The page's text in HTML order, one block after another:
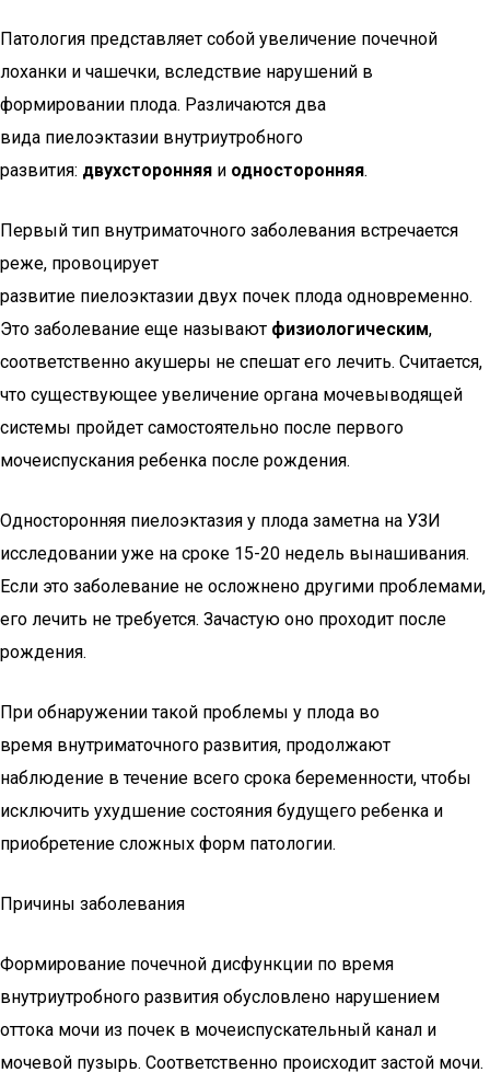
Патология представляет собой увеличение почечной
лоханки и чашечки, вследствие нарушений в
формировании плода. Различаются два
вида пиелоэктазии внутриутробного
развития: двухсторонняя и односторонняя.
Первый тип внутриматочного заболевания встречается
реже, провоцирует
развитие пиелоэктазии двух почек плода одновременно.
Это заболевание еще называют физиологическим,
соответственно акушеры не спешат его лечить. Считается,
что существующее увеличение органа мочевыводящей
системы пройдет самостоятельно после первого
мочеиспускания ребенка после рождения.
Односторонняя пиелоэктазия у плода заметна на УЗИ
исследовании уже на сроке 15-20 недель вынашивания.
Если это заболевание не осложнено другими проблемами,
его лечить не требуется. Зачастую оно проходит после
рождения.
При обнаружении такой проблемы у плода во
время внутриматочного развития, продолжают
наблюдение в течение всего срока беременности, чтобы
исключить ухудшение состояния будущего ребенка и
приобретение сложных форм патологии.
Причины заболевания
Формирование почечной дисфункции по время
внутриутробного развития обусловлено нарушением
оттока мочи из почек в мочеиспускательный канал и
мочевой пузырь. Соответственно происходит застой мочи.